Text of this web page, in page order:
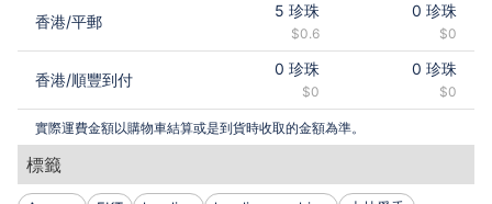
香港/平郵
5 珍珠
$0.6
0 珍珠
$0
香港/順豐到付
0 珍珠
$0
0 珍珠
$0
實際運費金額以購物車結算或是到貨時收取的金額為準。
標籤